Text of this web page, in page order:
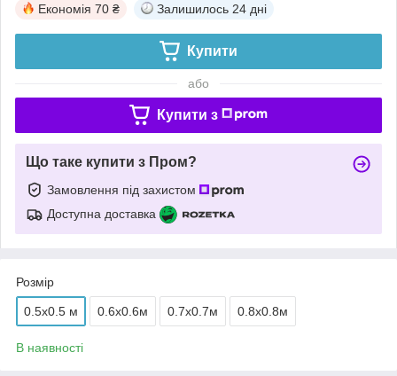
Економія 70 ₴ Залишилось 24 дні
Купити
або
Купити з
Що таке купити з Пром?
Замовлення під захистом
Доступна доставка
Розмір
0.5x0.5 м 0.6х0.6м 0.7х0.7м 0.8х0.8м
В наявності